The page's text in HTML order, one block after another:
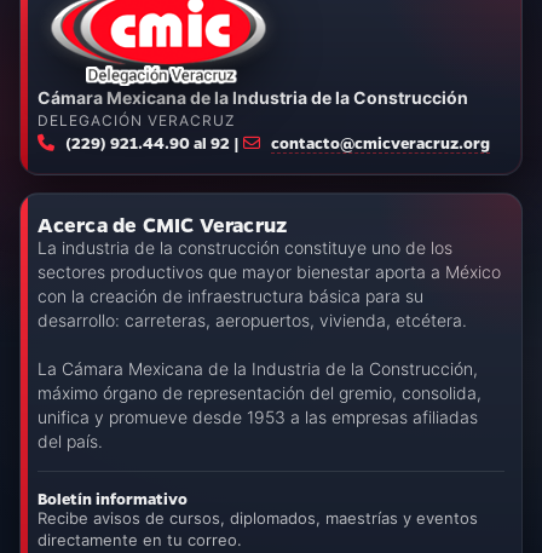
Cámara Mexicana de la Industria de la Construcción
DELEGACIÓN VERACRUZ
(229) 921.44.90 al 92 | contacto@cmicveracruz.org
Acerca de CMIC Veracruz
La industria de la construcción constituye uno de los
sectores productivos que mayor bienestar aporta a México
con la creación de infraestructura básica para su
desarrollo: carreteras, aeropuertos, vivienda, etcétera.
La Cámara Mexicana de la Industria de la Construcción,
máximo órgano de representación del gremio, consolida,
unifica y promueve desde 1953 a las empresas afiliadas
del país.
Boletín informativo
Recibe avisos de cursos, diplomados, maestrías y eventos
directamente en tu correo.